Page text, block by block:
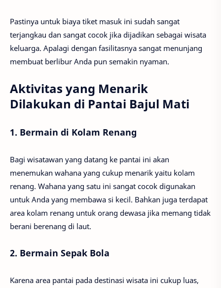
Pastinya untuk biaya tiket masuk ini sudah sangat
terjangkau dan sangat cocok jika dijadikan sebagai wisata
keluarga. Apalagi dengan fasilitasnya sangat menunjang
membuat berlibur Anda pun semakin nyaman.
Aktivitas yang Menarik
Dilakukan di Pantai Bajul Mati
1. Bermain di Kolam Renang
Bagi wisatawan yang datang ke pantai ini akan
menemukan wahana yang cukup menarik yaitu kolam
renang. Wahana yang satu ini sangat cocok digunakan
untuk Anda yang membawa si kecil. Bahkan juga terdapat
area kolam renang untuk orang dewasa jika memang tidak
berani berenang di laut.
2. Bermain Sepak Bola
Karena area pantai pada destinasi wisata ini cukup luas,